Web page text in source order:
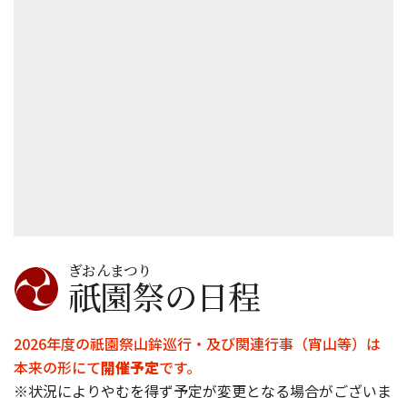
ぎおんまつり
祇園祭の日程
2026年度の祇園祭山鉾巡行・及び関連行事（宵山等）は
本来の形にて開催予定です。
※状況によりやむを得ず予定が変更となる場合がございま